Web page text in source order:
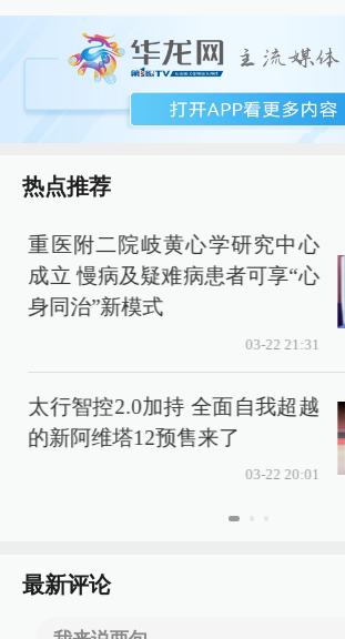
热点推荐
重医附二院岐黄心学研究中心
成立 慢病及疑难病患者可享“心
身同治”新模式
03-22 21:31
太行智控2.0加持 全面自我超越
的新阿维塔12预售来了
03-22 20:01
最新评论